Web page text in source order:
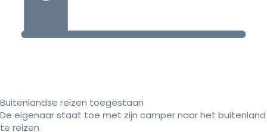
Buitenlandse reizen toegestaan
De eigenaar staat toe met zijn camper naar het buitenland
te reizen